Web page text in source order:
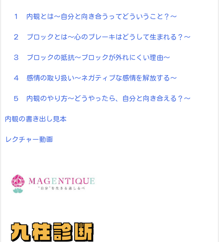
１ 内観とは～自分と向き合うってどういうこと？～
２ ブロックとは～心のブレーキはどうして生まれる？～
３ ブロックの抵抗～ブロックが外れにくい理由～
４ 感情の取り扱い～ネガティブな感情を解放する～
５ 内観のやり方～どうやったら、自分と向き合える？～
内観の書き出し見本
レクチャー動画